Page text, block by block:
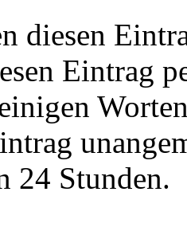
diesen
Eintrag
24 Stunden.